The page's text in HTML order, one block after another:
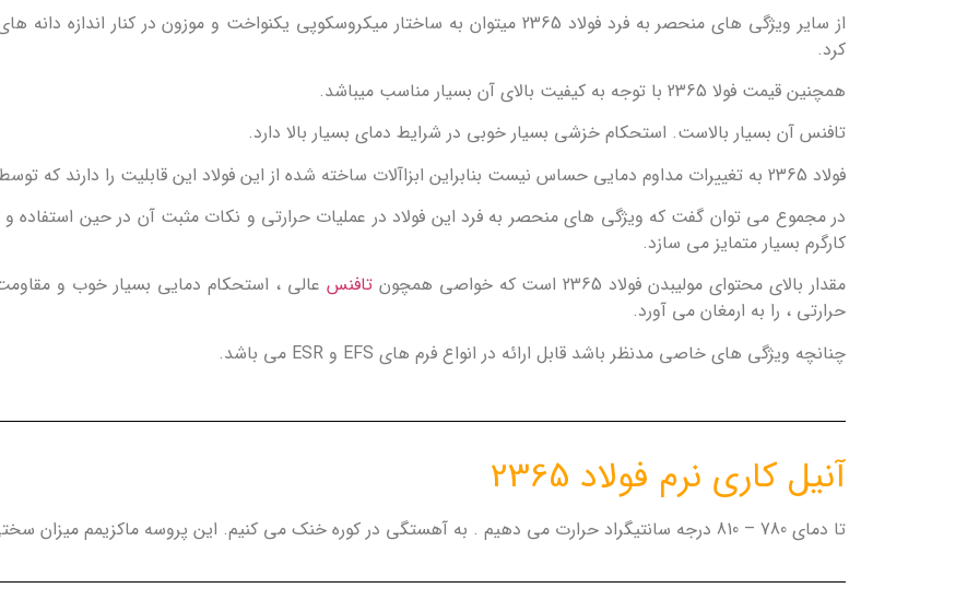
از سایر ویژگی های منحصر به فرد فولاد 2365 میتوان به ساختار میکروسکوپی یکنواخت و موزون در
کرد.
همچنین قیمت فولا 2365 با توجه به کیفیت بالای آن بسیار مناسب میباشد.
تافنس آن بسیار بالاست. استحکام خزشی بسیار خوبی در شرایط دمای بسیار بالا دارد.
فولاد 2365 به تغییرات مداوم دمایی حساس نیست بنابراین ابزاآلات ساخته شده از این فولاد این قابلیت را دارند که توسط آب خنک شوند.
در مجموع می توان گفت که ویژگی های منحصر به فرد این فولاد در عملیات حرارتی و نکات مثبت آن در حین استفاده
کارگرم بسیار متمایز می سازد.
مقدار بالای محتوای مولیبدن فولاد 2365 است که خواصی همچون
تافنس عالی ، استحکام دمایی بسیار خوب و
حرارتی ، را به ارمغان می آورد.
چنانچه ویژگی های خاصی مدنظر باشد قابل ارائه در انواع فرم های EFS و ESR می باشد.
آنیل کاری نرم فولاد 2365
تا دمای 780 – 810 درجه سانتیگراد حرارت می دهیم . به آهستگی در کوره خنک می کنیم. این پروسه ماکزیمم میزان سختی به میزان 229 برینل را ایجاد می کند.